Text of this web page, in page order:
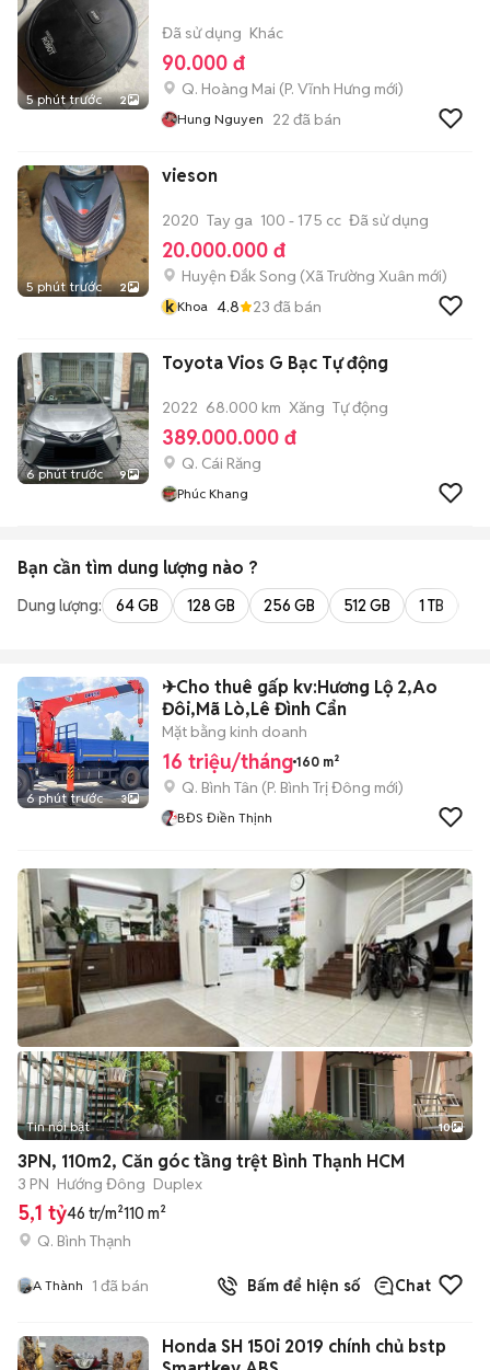
5 phút trước 2
Đã sử dụng Khác
90.000 đ
Q. Hoàng Mai (P. Vĩnh Hưng mới)
Hung Nguyen 22 đã bán
5 phút trước 2
vieson
2020 Tay ga 100 - 175 cc Đã sử dụng
20.000.000 đ
Huyện Đắk Song (Xã Trường Xuân mới)
k Khoa 4.8 23 đã bán
6 phút trước 9
Toyota Vios G Bạc Tự động
2022 68.000 km Xăng Tự động
389.000.000 đ
Q. Cái Răng
Phúc Khang
Bạn cần tìm dung lượng nào ?
Dung lượng: 64 GB 128 GB 256 GB 512 GB 1 TB
6 phút trước 3
✈Cho thuê gấp kv:Hương Lộ 2,Ao
Đôi,Mã Lò,Lê Đình Cẩn
Mặt bằng kinh doanh
16 triệu/tháng 160 m²
Q. Bình Tân (P. Bình Trị Đông mới)
BĐS Điền Thịnh
+2
Tin nổi bật 10
3PN, 110m2, Căn góc tầng trệt Bình Thạnh HCM
3 PN Hướng Đông Duplex
5,1 tỷ46 tr/m²110 m²
Q. Bình Thạnh
A Thành 1 đã bán Bấm để hiện số Chat
Honda SH 150i 2019 chính chủ bstp